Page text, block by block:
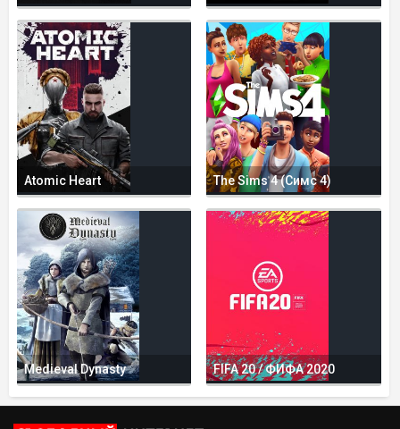
Atomic Heart The Sims 4 (Симс 4)
Medieval Dynasty FIFA 20 / ФИФА 2020